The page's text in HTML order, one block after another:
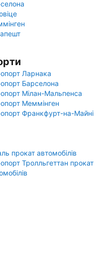
Ларнака
Барселона
Мілан-Мальпенса
Меммінген
Франкфурт-на-Майні
прокат автомобілів
Тролльгеттан прокат